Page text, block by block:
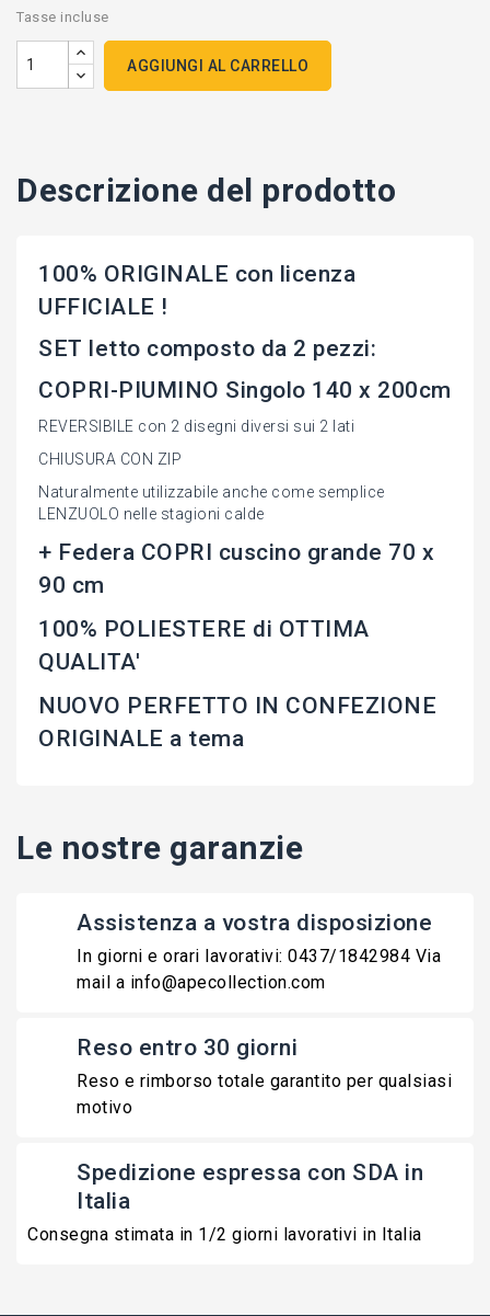
Tasse incluse
AGGIUNGI AL CARRELLO
Descrizione del prodotto
100% ORIGINALE con licenza
UFFICIALE !
SET letto composto da 2 pezzi:
COPRI-PIUMINO Singolo 140 x 200cm
REVERSIBILE con 2 disegni diversi sui 2 lati
CHIUSURA CON ZIP
Naturalmente utilizzabile anche come semplice
LENZUOLO nelle stagioni calde
+ Federa COPRI cuscino grande 70 x
90 cm
100% POLIESTERE di OTTIMA
QUALITA'
NUOVO PERFETTO IN CONFEZIONE
ORIGINALE a tema
Le nostre garanzie
Assistenza a vostra disposizione
In giorni e orari lavorativi: 0437/1842984 Via
mail a info@apecollection.com
Reso entro 30 giorni
Reso e rimborso totale garantito per qualsiasi
motivo
Spedizione espressa con SDA in
Italia
Consegna stimata in 1/2 giorni lavorativi in Italia